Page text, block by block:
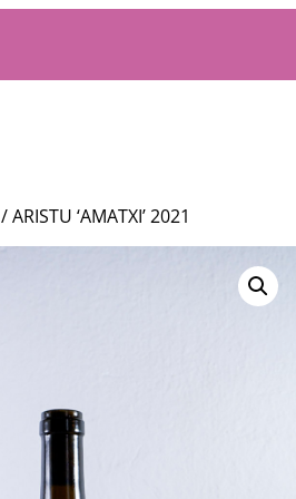
/ ARISTU ‘AMATXI’ 2021